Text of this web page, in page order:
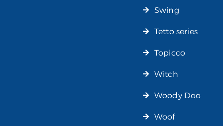
Swing
Tetto series
Topicco
Witch
Woody Doo
Woof